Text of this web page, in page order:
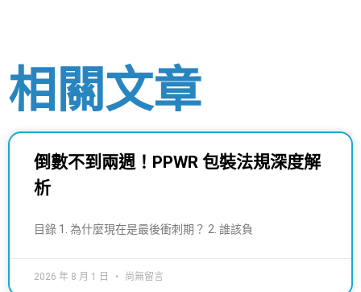
相關文章
倒數不到兩週！PPWR 包裝法規深度解
析
目錄 1. 為什麼現在是最後衝刺期？ 2. 誰該負
2026 年 8 月 1 日 尚無留言